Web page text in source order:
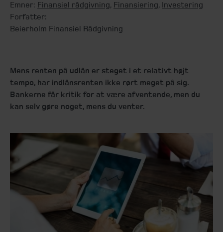
Emner: Finansiel rådgivning, Finansiering, Investering
Forfatter:
Beierholm Finansiel Rådgivning
Mens renten på udlån er steget i et relativt højt
tempo, har indlånsrenten ikke rørt meget på sig.
Bankerne får kritik for at være afventende, men du
kan selv gøre noget, mens du venter.